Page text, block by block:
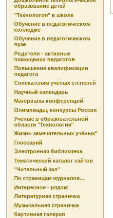
образование детей
"Технология" в школе
Обучение в педагогическом
колледже
Обучение в педагогическом
вузе
Родители - активные
помощники педагогов
Повышение квалификации
педагога
Соискателям учёных степеней
Научный календарь
Материалы конференций
Олимпиады, конкурсы России
Ученые в образовательной
области "Технология"
Жизнь замечательных учёных"
Глоссарий
Электронная библиотека
Тематический каталог сайтов
"Читальный зал"
По страницам журналов...
Интересное - рядом
Литературная страничка
Музыкальная страничка
Картинная галерея